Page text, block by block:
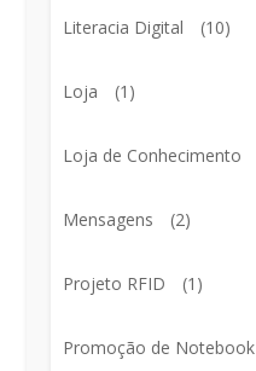
Literacia Digital (10)
Loja (1)
Loja de Conhecimento
Mensagens (2)
Projeto RFID (1)
Promoção de Notebook